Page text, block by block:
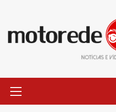
content
Menu